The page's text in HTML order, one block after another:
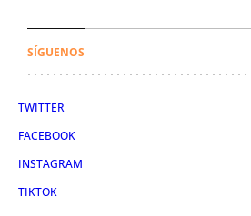
SÍGUENOS
TWITTER
FACEBOOK
INSTAGRAM
TIKTOK